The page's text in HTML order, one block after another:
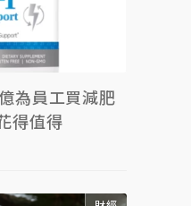
為員工買減肥
得值得